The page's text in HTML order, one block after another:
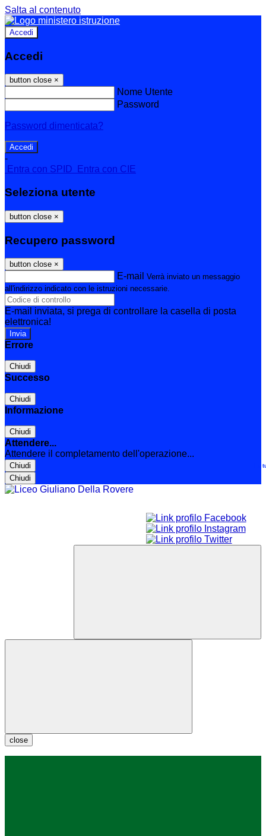
Salta al contenuto
Accedi
Accedi
button close ×
Nome Utente
Password
Password dimenticata?
-
Entra con SPID
Entra con CIE
Seleziona utente
button close ×
Recupero password
button close ×
E-mail Verrà inviato un messaggio
all'indirizzo indicato con le istruzioni necessarie.
E-mail inviata, si prega di controllare la casella di posta
elettronica!
Errore
Chiudi
Successo
Chiudi
Informazione
Chiudi
Attendere...
Attendere il completamento dell'operazione...
Chiudi
Chiudi
Le
close